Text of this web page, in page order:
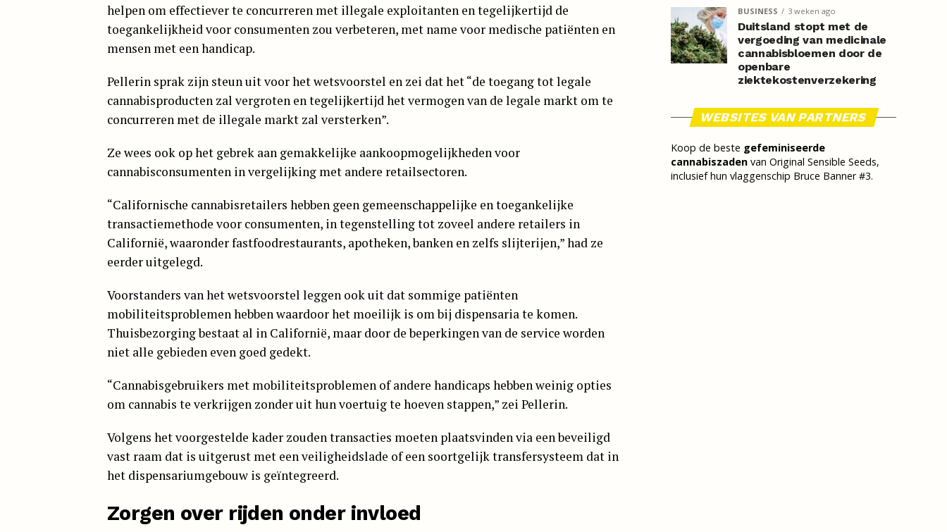
helpen om effectiever te concurreren met illegale exploitanten en tegelijkertijd de
toegankelijkheid voor consumenten zou verbeteren, met name voor medische patiënten en
mensen met een handicap.
Pellerin sprak zijn steun uit voor het wetsvoorstel en zei dat het “de toegang tot legale
cannabisproducten zal vergroten en tegelijkertijd het vermogen van de legale markt om te
concurreren met de illegale markt zal versterken”.
Ze wees ook op het gebrek aan gemakkelijke aankoopmogelijkheden voor
cannabisconsumenten in vergelijking met andere retailsectoren.
“Californische cannabisretailers hebben geen gemeenschappelijke en toegankelijke
transactiemethode voor consumenten, in tegenstelling tot zoveel andere retailers in
Californië, waaronder fastfoodrestaurants, apotheken, banken en zelfs slijterijen,” had ze
eerder uitgelegd.
Voorstanders van het wetsvoorstel leggen ook uit dat sommige patiënten
mobiliteitsproblemen hebben waardoor het moeilijk is om bij dispensaria te komen.
Thuisbezorging bestaat al in Californië, maar door de beperkingen van de service worden
niet alle gebieden even goed gedekt.
“Cannabisgebruikers met mobiliteitsproblemen of andere handicaps hebben weinig opties
om cannabis te verkrijgen zonder uit hun voertuig te hoeven stappen,” zei Pellerin.
Volgens het voorgestelde kader zouden transacties moeten plaatsvinden via een beveiligd
vast raam dat is uitgerust met een veiligheidslade of een soortgelijk transfersysteem dat in
het dispensariumgebouw is geïntegreerd.
Zorgen over rijden onder invloed
BUSINESS 3 weken ago
Duitsland stopt met de
vergoeding van medicinale
cannabisbloemen door de
openbare
ziektekostenverzekering
WEBSITES VAN PARTNERS
Koop de beste gefeminiseerde
cannabiszaden van Original Sensible Seeds,
inclusief hun vlaggenschip Bruce Banner #3.